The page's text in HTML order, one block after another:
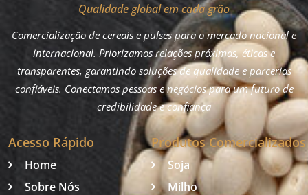
Qualidade global em cada grão
Comercialização de cereais e pulses para o mercado nacional e
internacional. Priorizamos relações próximas, éticas e
transparentes, garantindo soluções de qualidade e parcerias
confiáveis. Conectamos pessoas e negócios para um futuro de
credibilidade e confiança
Acesso Rápido
Home
Sobre Nós
Produtos Comercializados
Soja
Milho